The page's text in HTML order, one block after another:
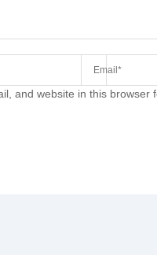
and website in this browser